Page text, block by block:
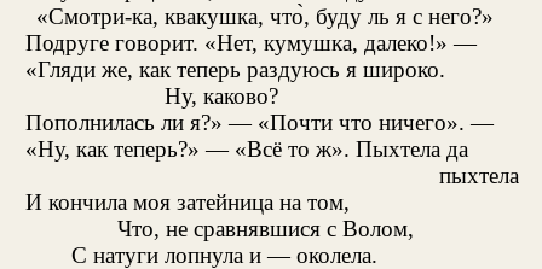
«Смотри-ка, квакушка, что̀, буду ль я с него?»
Подруге говорит. «Нет, кумушка, далеко!» —
«Гляди же, как теперь раздуюсь я широко.
Ну, каково?
Пополнилась ли я?» — «Почти что ничего». —
«Ну, как теперь?» — «Всё то ж». Пыхтела да
пыхтела
И кончила моя затейница на том,
Что, не сравнявшися с Волом,
С натуги лопнула и — околела.